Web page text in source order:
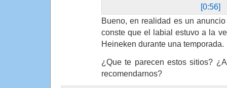
[0:56]
Bueno, en realidad es un
conste que el labial estuvo a la
Heineken durante una temporada.
¿Que te parecen estos sitios?
recomendarnos?